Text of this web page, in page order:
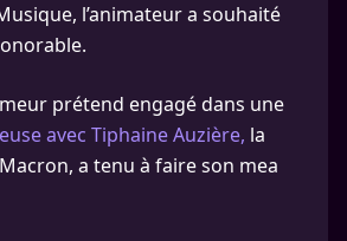
l’animateur a souhaité
prétend engagé dans une
avec Tiphaine Auzière, la
a tenu à faire son mea